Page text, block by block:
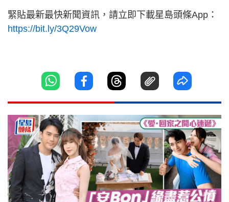
緊貼最新最快新聞資訊，請立即下載星島頭條App：
https://bit.ly/3Q29Vow